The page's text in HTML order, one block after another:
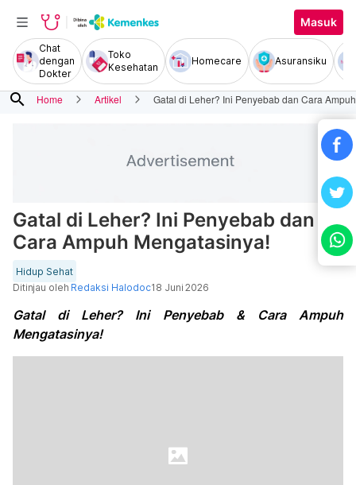
Masuk
Chat
dengan
Dokter
Toko
Kesehatan
Homecare Asuransiku
search Home Artikel Gatal di Leher? Ini Penyebab dan Cara
Gatal di Leher? Ini Penyebab dan
Cara Ampuh Mengatasinya!
Hidup Sehat
Ditinjau oleh Redaksi Halodoc18 Juni 2026
Gatal di Leher? Ini Penyebab & Cara Ampuh
Mengatasinya!